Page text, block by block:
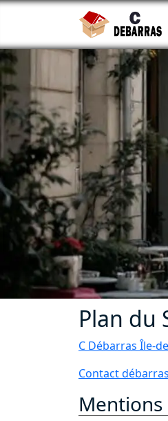
Plan du
C Débarras Île-
Contact
Mentions